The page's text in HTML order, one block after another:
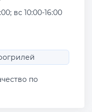
вс 10:00-16:00
по